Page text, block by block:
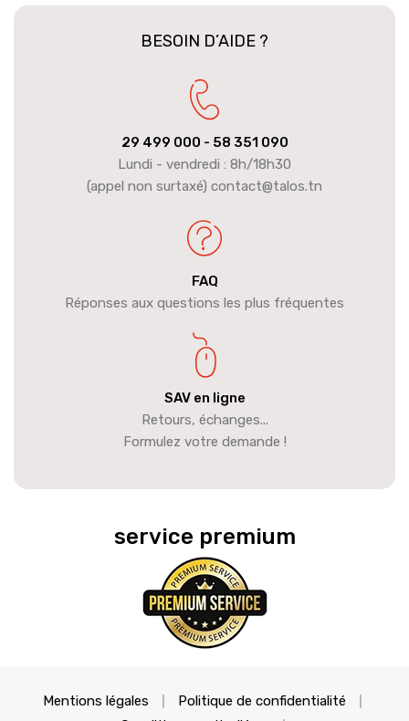
BESOIN D’AIDE ?
29 499 000 - 58 351 090
Lundi - vendredi : 8h/18h30
(appel non surtaxé) contact@talos.tn
FAQ
Réponses aux questions les plus fréquentes
SAV en ligne
Retours, échanges...
Formulez votre demande !
service premium
Mentions légales
Politique de confidentialité